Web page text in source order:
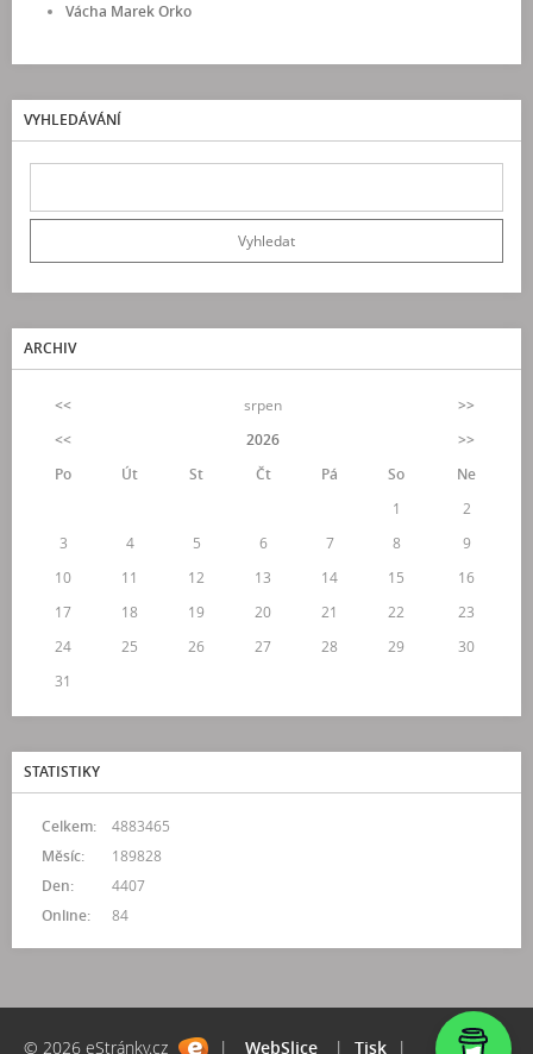
Vácha Marek Orko
VYHLEDÁVÁNÍ
ARCHIV
<< srpen
>>
<<
2026
>>
Po
Út St Čt Pá So
Ne
1
2
3
4 5 6 7 8
9
10
11 12 13 14 15
16
17
18 19 20 21 22
23
24
25 26 27 28 29
30
31
STATISTIKY
Online: 84
Celkem:
4883465
Měsíc:
189828
Den:
4407
© 2026 eStránky.cz | WebSlice | Tisk |